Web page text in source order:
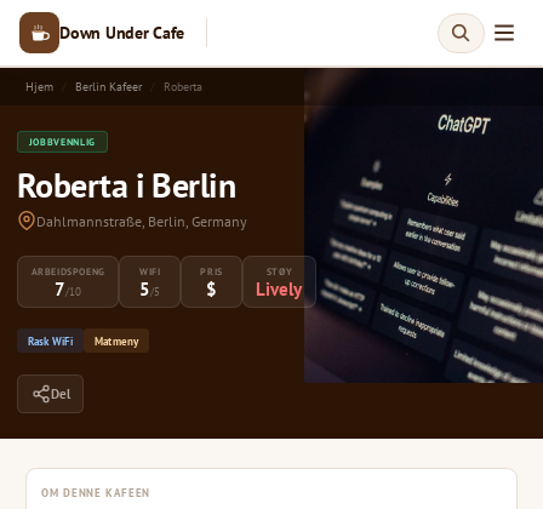
Down Under Cafe
Hjem Berlin Kafeer Roberta
JOBBVENNLIG
Roberta i Berlin
Dahlmannstraße, Berlin, Germany
ARBEIDSPOENG
7/10
WIFI
5/5
PRIS
$
STØY
Lively
Rask WiFi Matmeny
Del
OM DENNE KAFEEN